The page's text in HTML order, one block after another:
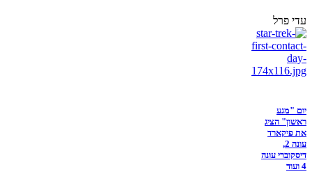
עדי פרל
יום "מגע
ראשון" הציג
את פיקארד
עונה 2,
דיסקוברי עונה
4 ועוד